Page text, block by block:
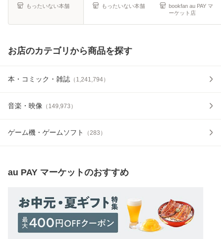
もったいない本舗 もったいない本舗
bookfan au PAY マ
ーケット店
お店のカテゴリから商品を探す
本・コミック・雑誌 （ 1,241,794）
音楽・映像 （ 149,973 ）
ゲーム機・ゲームソフト （283 ）
au PAY マーケットのおすすめ